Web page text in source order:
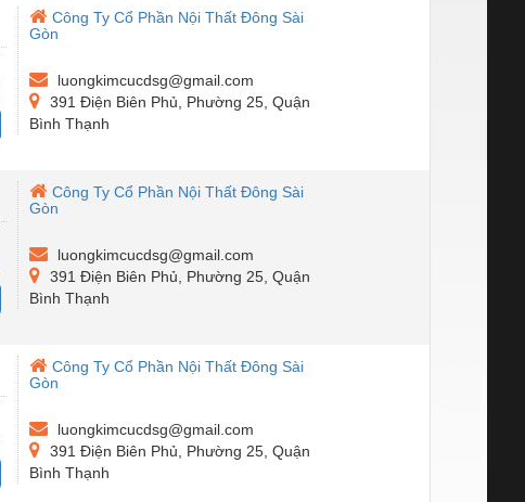
Công Ty Cổ Phần Nội Thất Đông Sài
Gòn
luongkimcucdsg@gmail.com
391 Điện Biên Phủ, Phường 25, Quận
Bình Thạnh
Công Ty Cổ Phần Nội Thất Đông Sài
Gòn
luongkimcucdsg@gmail.com
391 Điện Biên Phủ, Phường 25, Quận
Bình Thạnh
Công Ty Cổ Phần Nội Thất Đông Sài
Gòn
luongkimcucdsg@gmail.com
391 Điện Biên Phủ, Phường 25, Quận
Bình Thạnh